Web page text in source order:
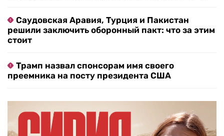
Саудовская Аравия, Турция и Пакистан
решили заключить оборонный пакт: что за этим
стоит
Трамп назвал спонсорам имя своего
преемника на посту президента США